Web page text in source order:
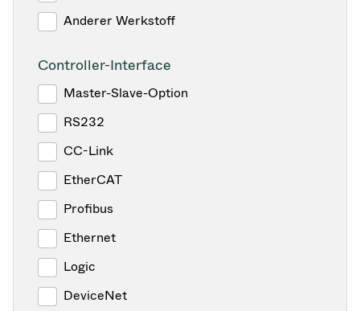
Anderer Werkstoff
Controller-Interface
Master-Slave-Option
RS232
CC-Link
EtherCAT
Profibus
Ethernet
Logic
DeviceNet